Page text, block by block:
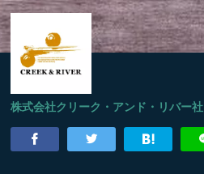
株式会社クリーク・アンド・リバー社